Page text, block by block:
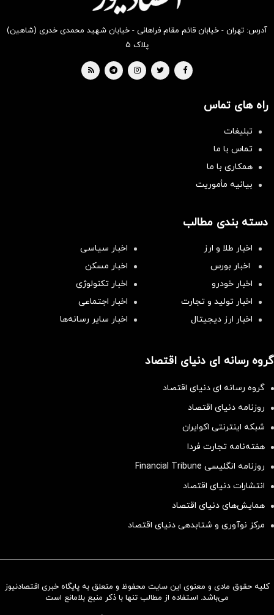
سرمایه‌گذاری همسنگ با شاخص
آدرس: تهران - خیابان قائم مقام فراهانی - خیابان شهید محمدی خدری (شاهین)
پلاک ۵
راه های تماس
تبلیغات
تماس با ما
همکاری با ما
بیانیه مأموریت
دسته بندی مطالب
اخبار طلا و ارز
اخبار سیاسی
اخبار بورس
اخبار مسکن
اخبار خودرو
اخبار تکنولوژی
اخبار تولید و تجارت
اخبار اجتماعی
اخبار ارز دیجیتال
اخبار سایر رسانه‌‌ها
گروه رسانه ای دنیای اقتصاد
گروه رسانه ای دنیای اقتصاد
روزنامه دنیای اقتصاد
شبکه اینترنتی اکوایران
هفته‌نامه تجارت فردا
روزنامه انگلیسی Financial Tribune
انتشارات دنیای اقتصاد
همایش‌های دنیای اقتصاد
مرکز نوآوری و شتابدهی دنیای اقتصاد
کلیه حقوق مادی و معنوی این سایت محفوظ و متعلق به پایگاه خبری اقتصادنیوز
می‌باشد. استفاده از مطالب تنها با ذکر منبع بلامانع است